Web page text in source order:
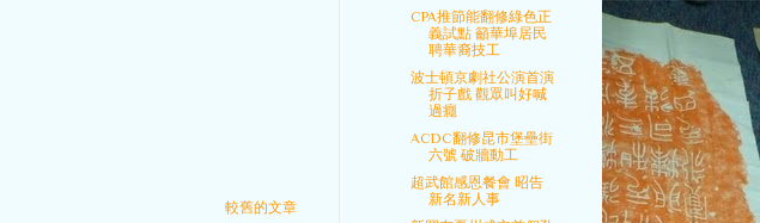
較舊的文章
CPA推節能翻修綠色正
義試點 籲華埠居民
聘華裔技工
波士頓京劇社公演首演
折子戲 觀眾叫好喊
過癮
ACDC翻修昆市堡壘街
六號 破牆動工
超武館感恩餐會 昭告
新名新人事